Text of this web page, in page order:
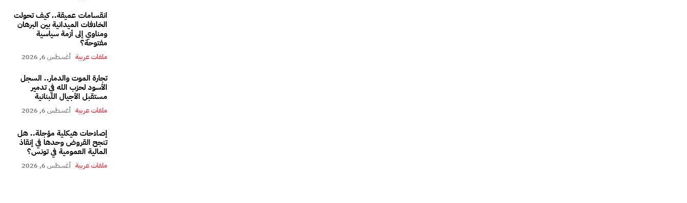
انقسامات عميقة.. كيف تحولت
الخلافات الميدانية بين البرهان
ومناوي إلى أزمة سياسية
مفتوحة؟
ملفات عربية أغسطس 6, 2026
تجارة الموت والدمار.. السجل
الأسود لحزب الله في تدمير
مستقبل الأجيال اللبنانية
ملفات عربية أغسطس 6, 2026
إصلاحات هيكلية مؤجلة.. هل
تنجح القروض وحدها في إنقاذ
المالية العمومية في تونس؟
ملفات عربية أغسطس 6, 2026